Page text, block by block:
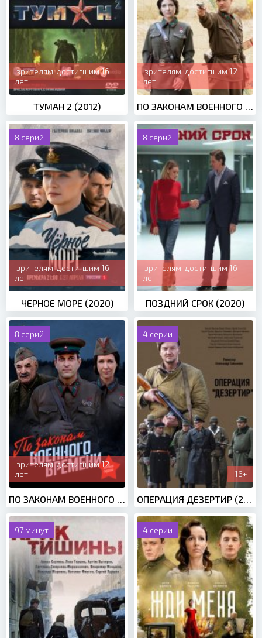
зрителям, достигшим 16
лет
ТУМАН 2 (2012)
зрителям, достигшим 12
лет
ПО ЗАКОНАМ ВОЕННОГО ВРЕМЕНИ 3 СЕЗОН (2019)
8 серий
зрителям, достигшим 16
лет
ЧЕРНОЕ МОРЕ (2020)
8 серий
зрителям, достигшим 16
лет
ПОЗДНИЙ СРОК (2020)
8 серий
зрителям, достигшим 12
лет
ПО ЗАКОНАМ ВОЕННОГО ВРЕМЕНИ 2 СЕЗОН (2018)
4 серии
16+
ОПЕРАЦИЯ ДЕЗЕРТИР (2020)
97 минут 4 серии